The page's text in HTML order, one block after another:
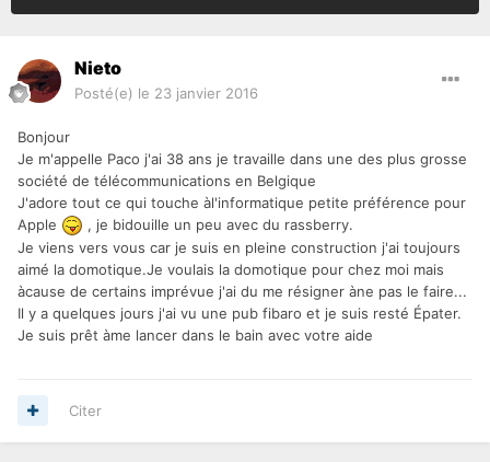
Nieto
Posté(e) le 23 janvier 2016
Bonjour
Je m'appelle Paco j'ai 38 ans je travaille dans une des plus grosse
société de télécommunications en Belgique
J'adore tout ce qui touche àl'informatique petite préférence pour
Apple
, je bidouille un peu avec du rassberry.
Je viens vers vous car je suis en pleine construction j'ai toujours
aimé la domotique.Je voulais la domotique pour chez moi mais
àcause de certains imprévue j'ai du me résigner àne pas le faire...
Il y a quelques jours j'ai vu une pub fibaro et je suis resté Épater.
Je suis prêt àme lancer dans le bain avec votre aide
Citer